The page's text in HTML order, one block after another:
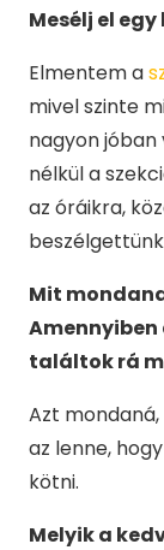
Mesélj el
Elmentem a
mivel szinte
nagyon
nélkül a
az óráikra,
Mit
Amennyiben
találtok rá
Azt
az lenne,
kötni.
Melyik a